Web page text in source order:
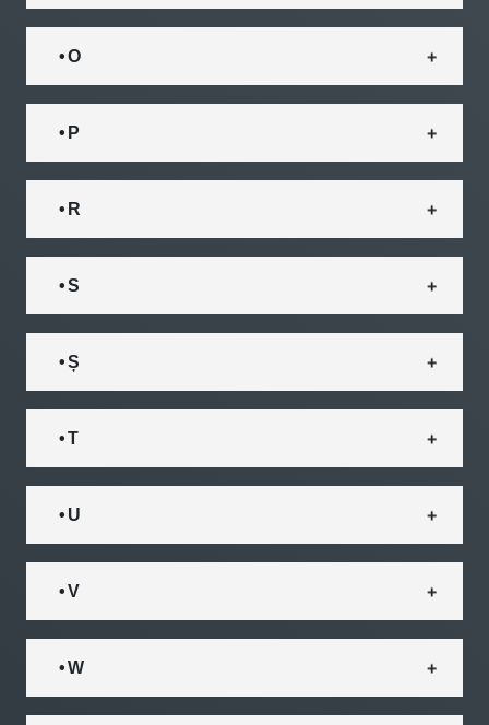
• O
• P
• R
• S
• Ș
• T
• U
• V
• W